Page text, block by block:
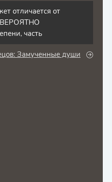
отличается от
часть
Замученные души